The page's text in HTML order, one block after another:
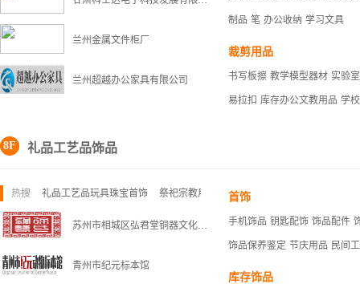
兰州金属文件柜厂
兰州超越办公家具有限公司
制品 笔 办公收纳 学习文具
裁剪用品
书写板擦 教学模型器材 实验
易拉扣 库存办公文教用品 学
8F 礼品工艺品饰品
热搜 礼品工艺品玩具珠宝首饰 祭祀宗教用品 节庆用品
苏州市相城区弘君堂铜器文化研究院
青州市纪元标本馆
首饰
手机饰品 钥匙配饰 饰品配件
饰品保养鉴定 节庆用品 民间
库存饰品